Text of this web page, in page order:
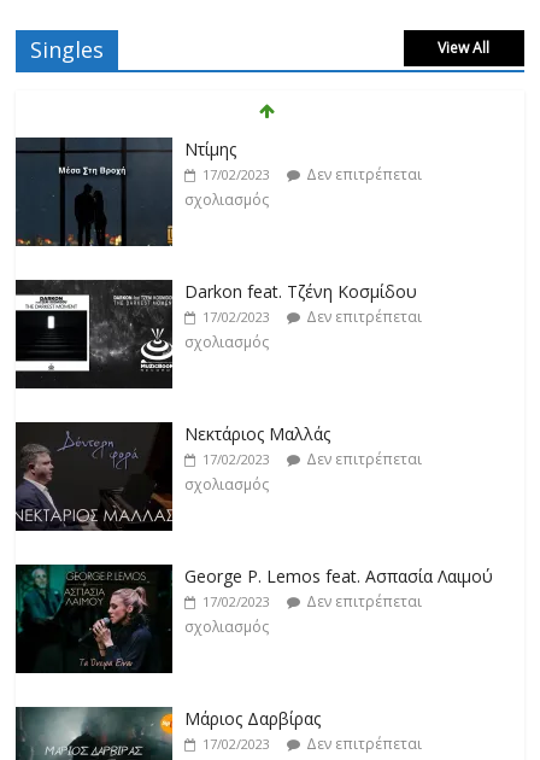
Singles View All
Ντίμης
17/02/2023
Δεν επιτρέπεται
σχολιασμός
Darkon feat. Τζένη Κοσμίδου
17/02/2023
Δεν επιτρέπεται
σχολιασμός
Νεκτάριος Μαλλάς
17/02/2023
Δεν επιτρέπεται
σχολιασμός
George P. Lemos feat. Ασπασία Λαιμού
17/02/2023
Δεν επιτρέπεται
σχολιασμός
Μάριος Δαρβίρας
17/02/2023
Δεν επιτρέπεται